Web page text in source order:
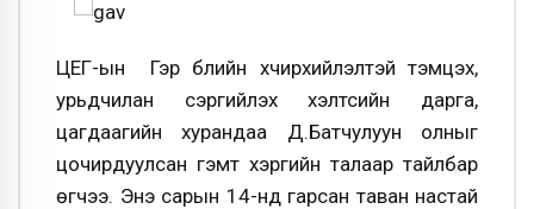
ЦЕГ-ын Гэр бүлийн хүчирхийлэлтэй тэмцэх,
урьдчилан сэргийлэх хэлтсийн дарга,
цагдаагийн хурандаа Д.Батчулуун олныг
цочирдуулсан гэмт хэргийн талаар тайлбар
өгчээ. Энэ сарын 14-нд гарсан таван настай